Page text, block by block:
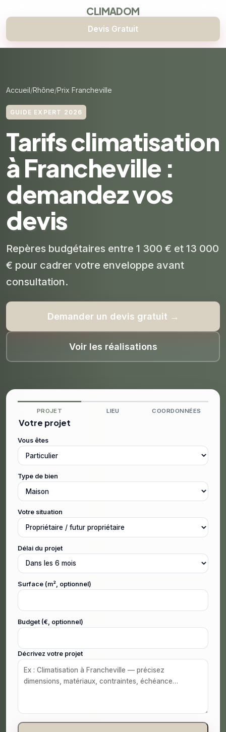
CLIMADOM
Devis Gratuit
Accueil Rhône Prix Francheville
GUIDE EXPERT 2026
Tarifs climatisation
à Francheville :
demandez vos
devis
Repères budgétaires entre 1 300 € et 13 000
€ pour cadrer votre enveloppe avant
consultation.
Demander un devis gratuit →
Voir les réalisations
PROJET LIEU COORDONNÉES
Votre projet
Vous êtes
Type de bien
Votre situation
Délai du projet
Surface (m², optionnel)
Budget (€, optionnel)
Décrivez votre projet